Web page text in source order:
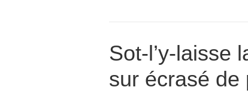
Sot-l’y-laisse
sur écrasé de